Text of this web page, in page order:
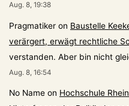
Aug. 8, 19:38
Pragmatiker on Baustelle
verärgert, erwägt rechtliche
verstanden. Aber bin nicht
Aug. 8, 16:54
No Name on Hochschule